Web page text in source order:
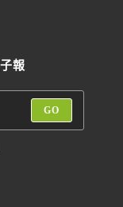
報
GO